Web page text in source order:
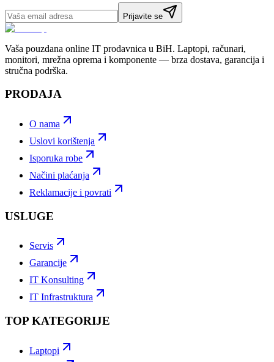
Prijavite se
Vaša pouzdana online IT prodavnica u BiH. Laptopi, računari,
monitori, mrežna oprema i komponente — brza dostava, garancija i
stručna podrška.
PRODAJA
O nama
Uslovi korištenja
Isporuka robe
Načini plaćanja
Reklamacije i povrati
USLUGE
Servis
Garancije
IT Konsulting
IT Infrastruktura
TOP KATEGORIJE
Laptopi